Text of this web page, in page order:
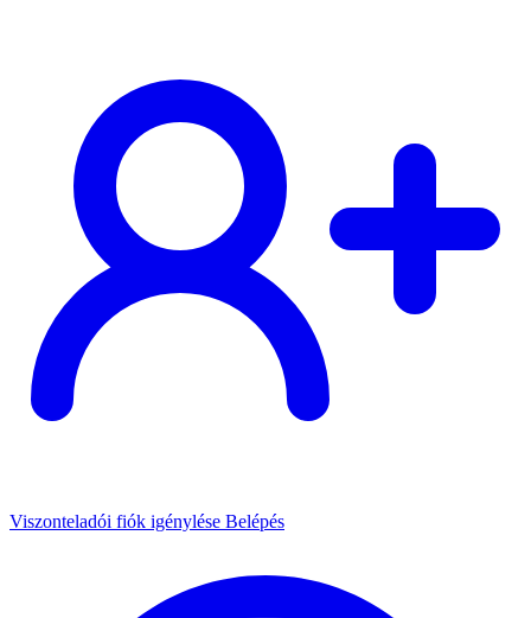
Viszonteladói fiók igénylése Belépés